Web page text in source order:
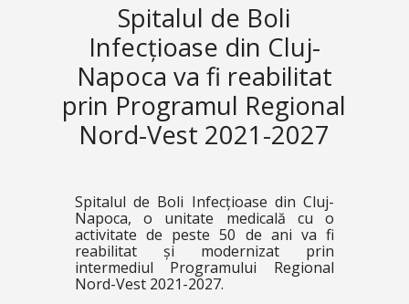
Spitalul de Boli
Infecțioase din Cluj-
Napoca va fi reabilitat
prin Programul Regional
Nord-Vest 2021-2027
Spitalul de Boli Infecțioase din Cluj-
Napoca, o unitate medicală cu o
activitate de peste 50 de ani va fi
reabilitat și modernizat prin
intermediul Programului Regional
Nord-Vest 2021-2027.